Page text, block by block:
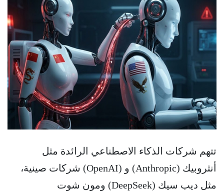
تتهم شركات الذكاء الاصطناعي الرائدة مثل
أنثروبيك (Anthropic) و (OpenAI) شركات صينية،
مثل ديب سيك (DeepSeek) ومون شوت